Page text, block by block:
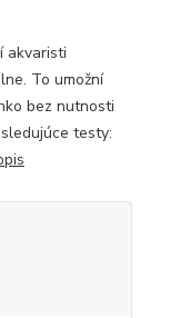
akvaristi
To umožní
bez nutnosti
testy: